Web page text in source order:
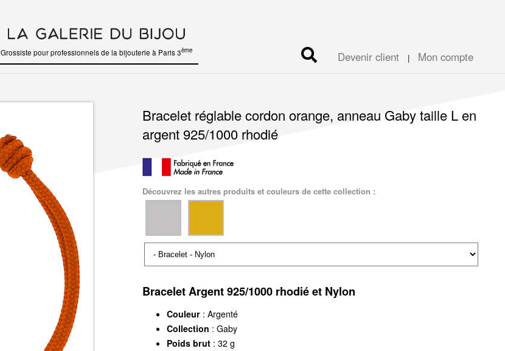
Devenir client | Mon compte
Grossiste pour professionnels de la bijouterie à Paris 3ème
Bracelet réglable cordon orange, anneau Gaby taille L en
argent 925/1000 rhodié
Découvrez les autres produits et couleurs de cette collection :
Bracelet Argent 925/1000 rhodié et Nylon
Couleur: Argenté
Collection : Gaby
Poids brut: 32 g